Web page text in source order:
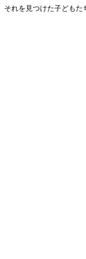
それを見つけた子どもた